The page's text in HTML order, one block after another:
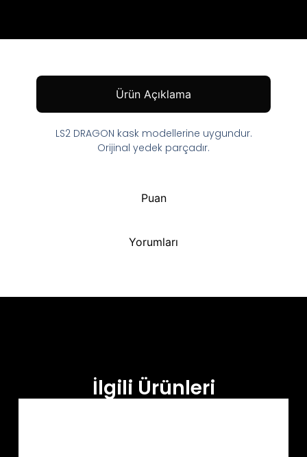
Ürün Açıklama
Puan
Yorumları
LS2 DRAGON kask modellerine uygundur.
Orijinal yedek parçadır.
İlgili Ürünleri